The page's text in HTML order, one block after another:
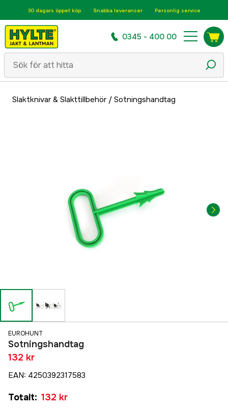
30 dagars öppet köp Snabba leveranser Personlig service
0345 - 400 00
Slaktknivar & Slakttillbehör/ Sotningshandtag
EUROHUNT
Sotningshandtag
132 kr
EAN: 4250392317583
Totalt: 132 kr